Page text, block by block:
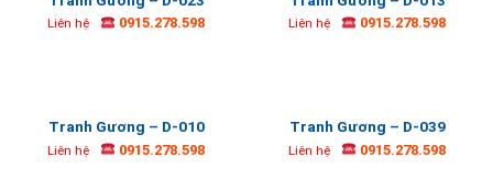
Liên hệ 0915.278.598 Liên hệ 0915.278.598
Tranh Gương – D-010
Liên hệ 0915.278.598
Tranh Gương – D-039
Liên hệ 0915.278.598